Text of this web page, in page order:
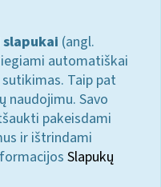
(angl.
automatiškai
Taip pat
naudojimu. Savo
pakeisdami
ir ištrindami
Slapukų